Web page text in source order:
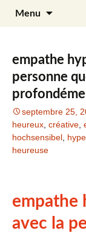
Julia
Menu
empathe
personne
septembre 25,
heureux créative
hochsensibel
heureuse
empathe
avec la